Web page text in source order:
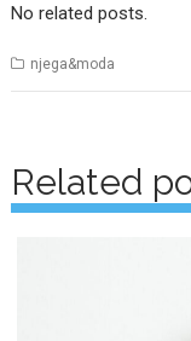
No related posts.
njega&moda
navigation
Related